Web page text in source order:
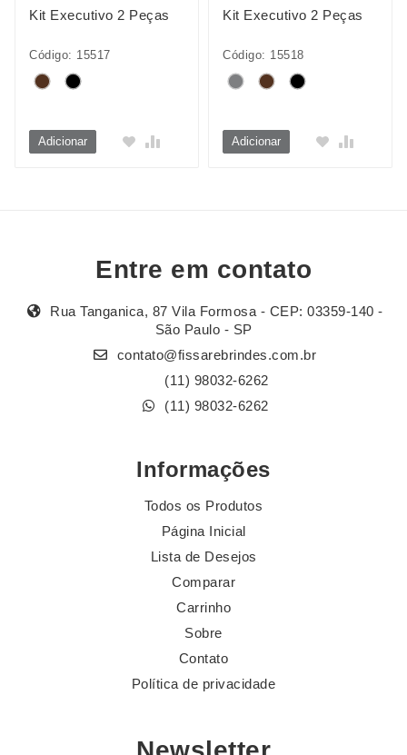
Kit Executivo 2 Peças
Código: 15517
Adicionar
Kit Executivo 2 Peças
Código: 15518
Adicionar
Entre em contato
Rua Tanganica, 87 Vila Formosa - CEP: 03359-140 -
São Paulo - SP
contato@fissarebrindes.com.br
(11) 98032-6262
(11) 98032-6262
Informações
Todos os Produtos
Página Inicial
Lista de Desejos
Comparar
Carrinho
Sobre
Contato
Política de privacidade